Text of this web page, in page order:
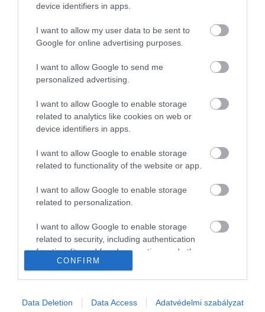
device identifiers in apps.
I want to allow my user data to be sent to
Google for online advertising purposes.
I want to allow Google to send me
personalized advertising.
I want to allow Google to enable storage
related to analytics like cookies on web or
device identifiers in apps.
I want to allow Google to enable storage
related to functionality of the website or app.
I want to allow Google to enable storage
related to personalization.
I want to allow Google to enable storage
related to security, including authentication
functionality and fraud prevention, and other
user protection.
CONFIRM
Data Deletion Data Access Adatvédelmi szabályzat
A labdarúgó-világbajnokságok
történetében először rendeznek télen
biztosan furcsa élmény lesz, mégsem ez
2022. OKTÓBER 31. ● PÁL GÁBOR
Amikor 2 sárga lap után sem
jött a piros – a foci vb-k…
ROVATOK
Kultúra
Tudomány
Gasztronómia
Magazin
HG MEDIA
Magazin-előfizetés
Haszon
In